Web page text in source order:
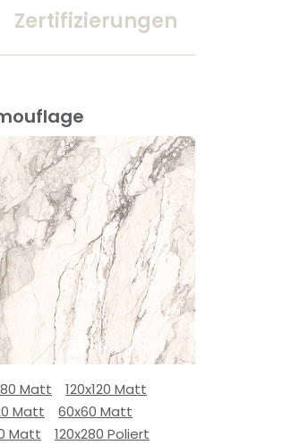
Zertifizierungen
Matt
120x120 Matt
Matt
60x60 Matt
Matt
120x280 Poliert